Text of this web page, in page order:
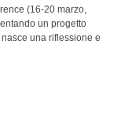
(16-20 marzo,
un progetto
una riflessione e